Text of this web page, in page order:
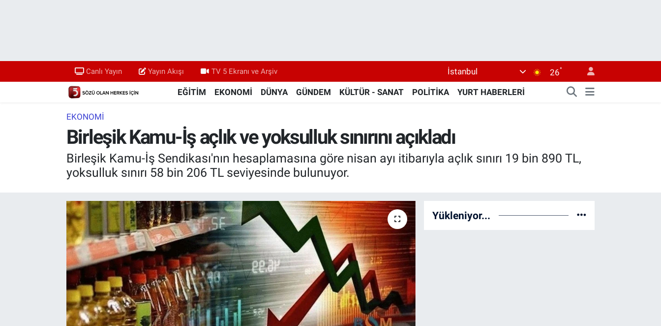
Canlı Yayın Yayın Akışı TV 5 Ekranı ve Arşiv İstanbul 26°
EĞİTİM EKONOMİ DÜNYA GÜNDEM KÜLTÜR - SANAT POLİTİKA YURT HABERLERİ
EKONOMİ
Birleşik Kamu-İş açlık ve yoksulluk sınırını açıkladı
Birleşik Kamu-İş Sendikası'nın hesaplamasına göre nisan ayı itibarıyla açlık sınırı 19 bin 890 TL,
yoksulluk sınırı 58 bin 206 TL seviyesinde bulunuyor.
Yükleniyor...
Yayın Akışı
TV 5 Ekranı ve Arşiv